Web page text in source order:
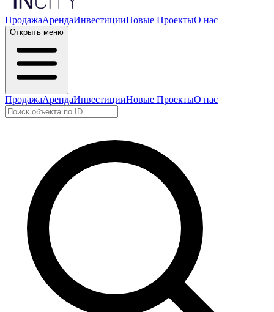
ПродажаАрендаИнвестицииНовые ПроектыО нас
Открыть меню
ПродажаАрендаИнвестицииНовые ПроектыО нас